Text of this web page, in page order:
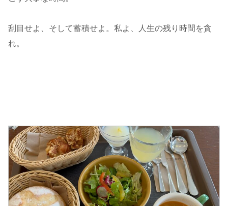
刮目せよ、そして蓄積せよ。私よ、人生の残り時間を貪
れ。